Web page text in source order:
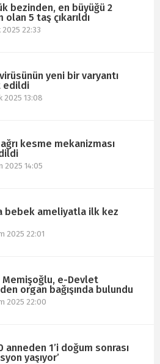
bezinden, en büyüğü 2
olan 5 taş çıkarıldı
2025 22:33
yeni bir varyantı
edildi
2025 13:08
kesme mekanizması
2025 14:05
bebek ameliyatla ilk kez
2025 22:01
Memişoğlu, e-Devlet
organ bağışında bulundu
2025 22:00
anneden 1’i doğum sonrası
yaşıyor’